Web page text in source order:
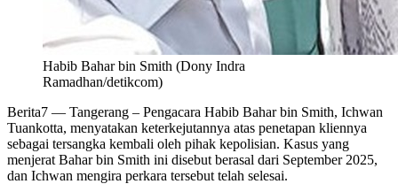
Habib Bahar bin Smith (Dony Indra
Ramadhan/detikcom)
Berita7 — Tangerang – Pengacara Habib Bahar bin Smith, Ichwan
Tuankotta, menyatakan keterkejutannya atas penetapan kliennya
sebagai tersangka kembali oleh pihak kepolisian. Kasus yang
menjerat Bahar bin Smith ini disebut berasal dari September 2025,
dan Ichwan mengira perkara tersebut telah selesai.